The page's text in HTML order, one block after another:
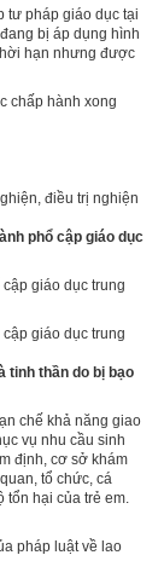
tư pháp giáo dục tại
bị áp dụng hình
hạn nhưng được
chấp hành xong
điều trị nghiện
phổ cập giáo dục
giáo dục trung
cập giáo dục trung
tinh thần do bị bạo
chế khả năng giao
vụ nhu cầu sinh
định, cơ sở khám
tổ chức, cá
hại của trẻ em.
pháp luật về lao